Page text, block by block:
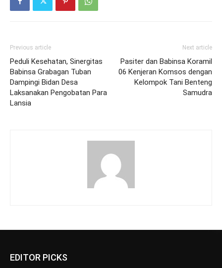
Previous article
Peduli Kesehatan, Sinergitas
Babinsa Grabagan Tuban
Dampingi Bidan Desa
Laksanakan Pengobatan Para
Lansia
Next article
Pasiter dan Babinsa Koramil
06 Kenjeran Komsos dengan
Kelompok Tani Benteng
Samudra
EDITOR PICKS